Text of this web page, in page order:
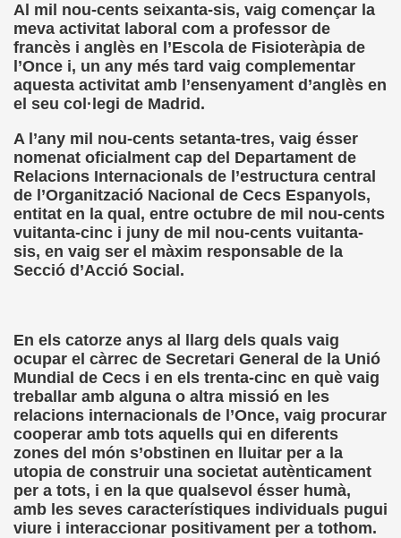
Al mil nou-cents seixanta-sis, vaig començar la
meva activitat laboral com a professor de
francès i anglès en l’Escola de Fisioteràpia de
l’Once i, un any més tard vaig complementar
aquesta activitat amb l’ensenyament d’anglès en
el seu col·legi de Madrid.
A l’any mil nou-cents setanta-tres, vaig ésser
nomenat oficialment cap del Departament de
Relacions Internacionals de l’estructura central
de l’Organització Nacional de Cecs Espanyols,
entitat en la qual, entre octubre de mil nou-cents
vuitanta-cinc i juny de mil nou-cents vuitanta-
sis, en vaig ser el màxim responsable de la
Secció d’Acció Social.
En els catorze anys al llarg dels quals vaig
ocupar el càrrec de Secretari General de la Unió
Mundial de Cecs i en els trenta-cinc en què vaig
treballar amb alguna o altra missió en les
relacions internacionals de l’Once, vaig procurar
cooperar amb tots aquells qui en diferents
zones del món s’obstinen en lluitar per a la
utopia de construir una societat autènticament
per a tots, i en la que qualsevol ésser humà,
amb les seves característiques individuals pugui
viure i interaccionar positivament per a tothom.
Euskera (Pedro Zurita)
de San Ovidio (Roberto Enjuto)
Soto Galán)
Fellenius)
Figueroa)
y perspectivas (Enrique Elissalde)
de Santiago (Angelines sánchez Herrero)
González Otero)
Disminución Visual Grave (Pedro Zurita)
gonzález Otero)